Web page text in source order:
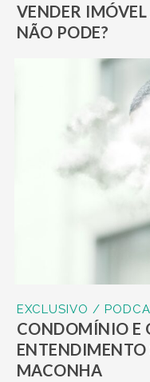
VENDER
NÃO PODE?
EXCLUSIVO /
CONDOMÍNIO E
ENTENDIMENTO
MACONHA